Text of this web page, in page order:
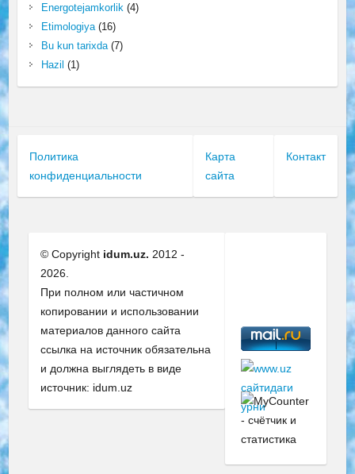
Energotejamkorlik(4)
Etimologiya(16)
Bu kun tarixda(7)
Hazil (1)
Политика
конфиденциальности
Карта
сайта
Контакт
© Copyright idum.uz. 2012 -
2026.
При полном или частичном
копировании и использовании
материалов данного сайта
ссылка на источник обязательна
и должна выглядеть в виде
источник: idum.uz